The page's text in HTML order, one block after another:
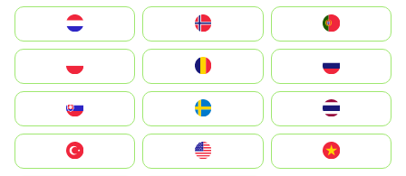
United States